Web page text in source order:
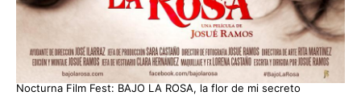
Nocturna Film Fest: BAJO LA ROSA, la flor de mi secreto